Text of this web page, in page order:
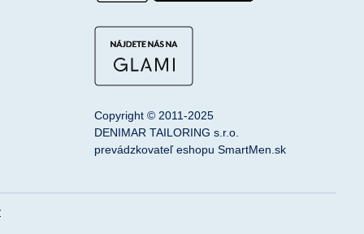
Copyright © 2011-2025
DENIMAR TAILORING s.r.o.
prevádzkovateľ eshopu SmartMen.sk